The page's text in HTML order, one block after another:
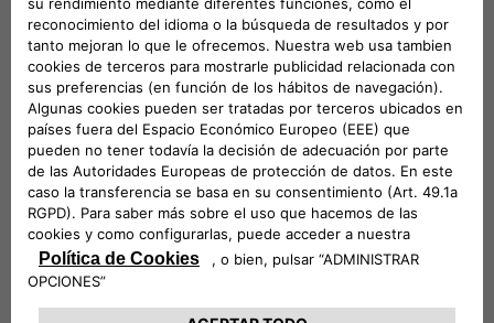
mercado.
Con más de 60 alianzas con
prestigiosas marcas, CA Auto
Bank extiende sus soluciones
financieras, de seguros y de
alquiler mucho más allá del
sector del automóvil, abarcando
vehículos de dos ruedas,